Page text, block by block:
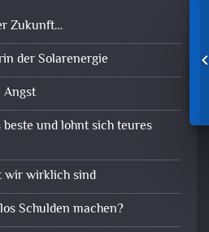
Zukunft…
der Solarenergie
beste und lohnt sich teures
wir wirklich sind
Schulden machen?